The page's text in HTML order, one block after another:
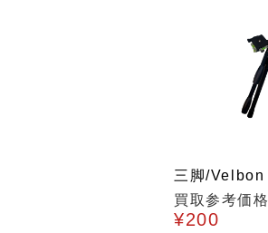
三脚/Velbon
買取参考価格
¥200